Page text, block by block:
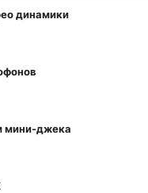
динамики
мини-джека